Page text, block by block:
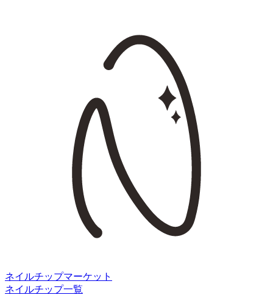
ネイルチップマーケット
ネイルチップ一覧